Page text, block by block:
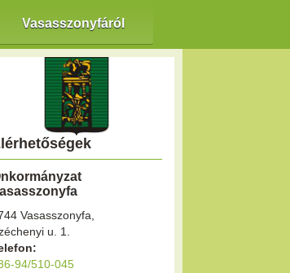
Vasasszonyfáról
Vasasszonyfa,
u. 1.
94/510-045